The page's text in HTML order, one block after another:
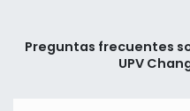
Preguntas frecuentes
UPV